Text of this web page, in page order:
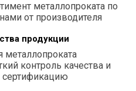
металлопроката по
от производителя
продукции
металлопроката
контроль качества и
сертификацию